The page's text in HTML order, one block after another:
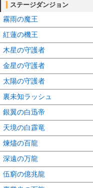
ステージダンジョン
霧雨の魔王
紅蓮の機王
木星の守護者
金星の守護者
太陽の守護者
裏未知ラッシュ
銀翼の白迅帝
天境の白霹竜
煉燼の百龍
深遠の万龍
伍窮の億兆龍